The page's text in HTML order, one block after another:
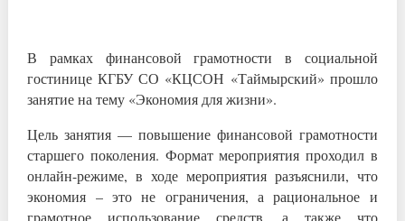
В рамках финансовой грамотности в социальной
гостинице КГБУ СО «КЦСОН «Таймырский» прошло
занятие на тему «Экономия для жизни».
Цель занятия — повышение финансовой грамотности
старшего поколения. Формат мероприятия проходил в
онлайн-режиме, в ходе мероприятия разъяснили, что
экономия – это не ограничения, а рациональное и
грамотное использование средств, а также что